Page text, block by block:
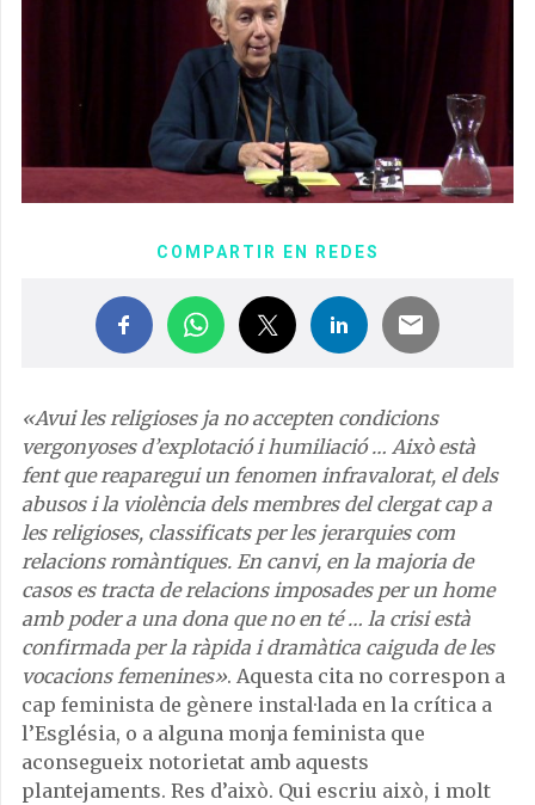
COMPARTIR EN REDES
«Avui les religioses ja no accepten condicions
vergonyoses d’explotació i humiliació … Això està
fent que reaparegui un fenomen infravalorat, el dels
abusos i la violència dels membres del clergat cap a
les religioses, classificats per les jerarquies com
relacions romàntiques. En canvi, en la majoria de
casos es tracta de relacions imposades per un home
amb poder a una dona que no en té … la crisi està
confirmada per la ràpida i dramàtica caiguda de les
vocacions femenines». Aquesta cita no correspon a
cap feminista de gènere instal·lada en la crítica a
l’Església, o a alguna monja feminista que
aconsegueix notorietat amb aquests
plantejaments. Res d’això. Qui escriu això, i molt